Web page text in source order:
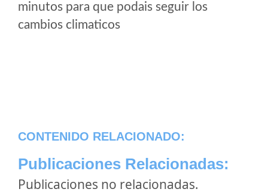
minutos para que podais seguir los
cambios climaticos
CONTENIDO RELACIONADO:
Publicaciones Relacionadas:
Publicaciones no relacionadas.